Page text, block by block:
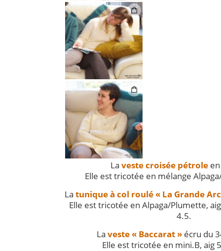
La veste croisée pétroleen
Elle est tricotée en mélange
La tunique à col roulé « La Grande
Elle est tricotée en Alpaga/Plumette,
4.5.
La veste « Baccarat »écru du
Elle est tricotée en mini.B, aig